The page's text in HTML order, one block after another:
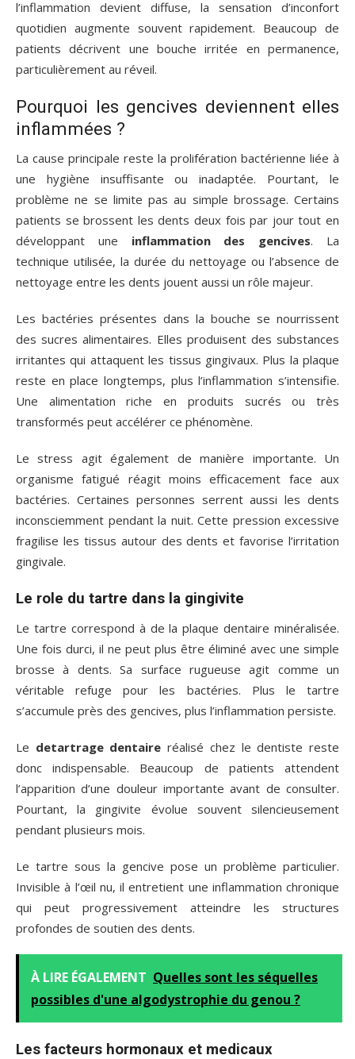
l’inflammation devient diffuse, la sensation d’inconfort
quotidien augmente souvent rapidement. Beaucoup de
patients décrivent une bouche irritée en permanence,
particulièrement au réveil.
Pourquoi les gencives deviennent elles
inflammées ?
La cause principale reste la prolifération bactérienne liée à
une hygiène insuffisante ou inadaptée. Pourtant, le
problème ne se limite pas au simple brossage. Certains
patients se brossent les dents deux fois par jour tout en
développant une inflammation des gencives. La
technique utilisée, la durée du nettoyage ou l’absence de
nettoyage entre les dents jouent aussi un rôle majeur.
Les bactéries présentes dans la bouche se nourrissent
des sucres alimentaires. Elles produisent des substances
irritantes qui attaquent les tissus gingivaux. Plus la plaque
reste en place longtemps, plus l’inflammation s’intensifie.
Une alimentation riche en produits sucrés ou très
transformés peut accélérer ce phénomène.
Le stress agit également de manière importante. Un
organisme fatigué réagit moins efficacement face aux
bactéries. Certaines personnes serrent aussi les dents
inconsciemment pendant la nuit. Cette pression excessive
fragilise les tissus autour des dents et favorise l’irritation
gingivale.
Le role du tartre dans la gingivite
Le tartre correspond à de la plaque dentaire minéralisée.
Une fois durci, il ne peut plus être éliminé avec une simple
brosse à dents. Sa surface rugueuse agit comme un
véritable refuge pour les bactéries. Plus le tartre
s’accumule près des gencives, plus l’inflammation persiste.
Le detartrage dentaire réalisé chez le dentiste reste
donc indispensable. Beaucoup de patients attendent
l’apparition d’une douleur importante avant de consulter.
Pourtant, la gingivite évolue souvent silencieusement
pendant plusieurs mois.
Le tartre sous la gencive pose un problème particulier.
Invisible à l’œil nu, il entretient une inflammation chronique
qui peut progressivement atteindre les structures
profondes de soutien des dents.
À LIRE ÉGALEMENT Quelles sont les séquelles
possibles d'une algodystrophie du genou ?
Les facteurs hormonaux et medicaux